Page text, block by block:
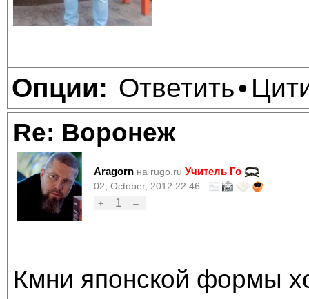
Опции: Ответить•
Re: Воронеж
Aragorn на rugo.ru Учитель Го
02, October, 2012 22:46
+
1 –
Кмни японской формы